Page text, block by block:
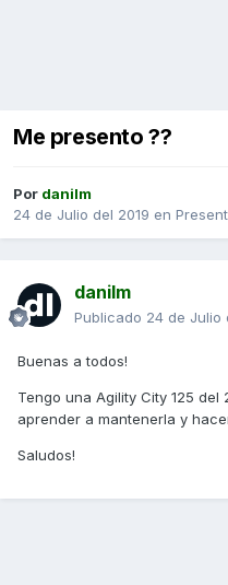
Me presento ??
Por danilm
24 de Julio del 2019 en
danilm
Publicado 24 de Julio
Buenas a todos!
Tengo una Agility City 125
aprender a mantenerla y
Saludos!